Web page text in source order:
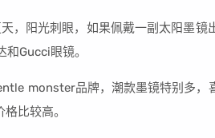
，阳光刺眼，如果佩戴一副太阳墨
和Gucci眼镜。
monster品牌，潮款墨镜特别多，
比较高。